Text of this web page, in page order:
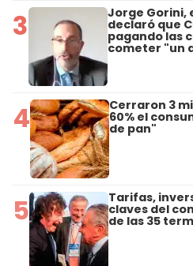
3 Jorge Gorini,
declaró que
pagando las
cometer "un
4 Cerraron 3
60% el
de pan"
5 Tarifas,
claves del
de las 35